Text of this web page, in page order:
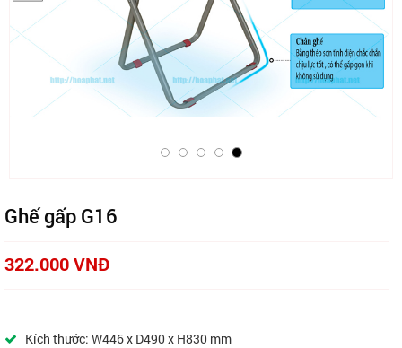
Ghế gấp G16
322.000 VNĐ
Kích thước: W446 x D490 x H830 mm